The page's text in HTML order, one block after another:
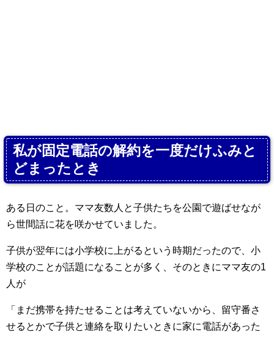
私が固定電話の解約を一度だけふみと
どまったとき
ある日のこと。ママ友数人と子供たちを公園で遊ばせなが
ら世間話に花を咲かせていました。
子供が翌年には小学校に上がるという時期だったので、小
学校のことが話題になることが多く、そのときにママ友の1
人が
「まだ携帯を持たせることは考えていないから、留守番さ
せるとかで子供と連絡を取りたいときに家に電話があった